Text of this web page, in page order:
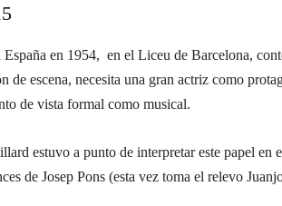
en 1954, en el Liceu de Barcelona,
de escena, necesita una gran actriz como
de vista formal como musical.
estuvo a punto de interpretar este papel en
de Josep Pons (esta vez toma el relevo